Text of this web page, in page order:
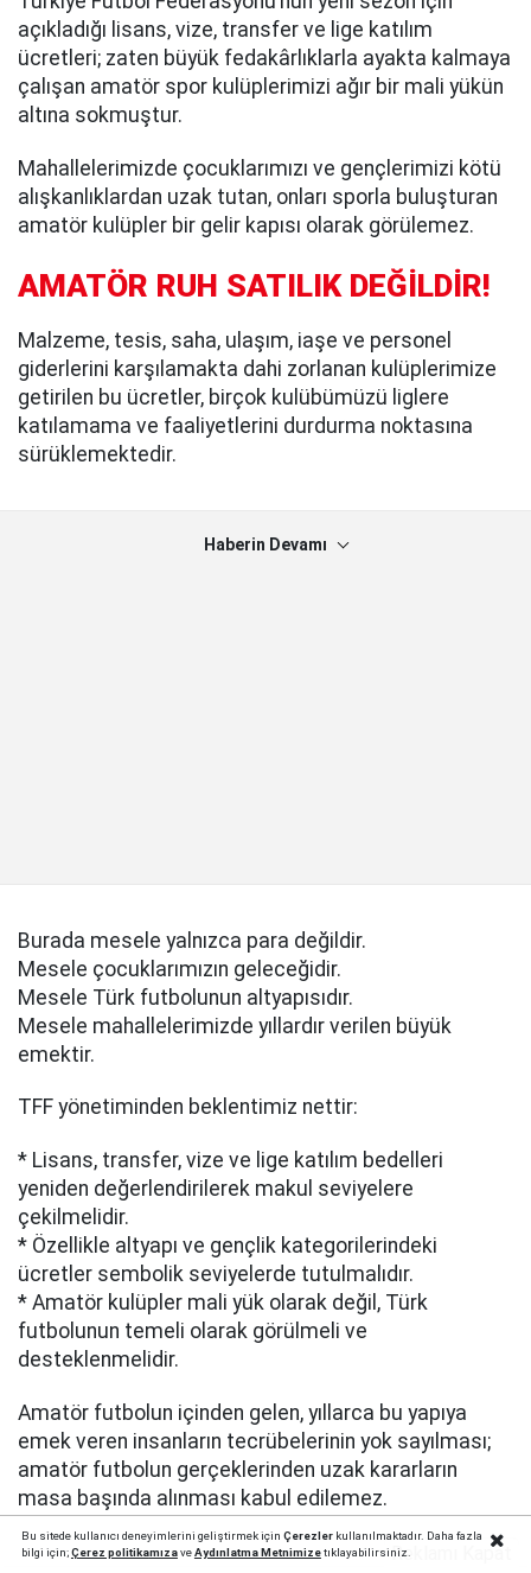
açıkladığı lisans, vize, transfer ve lige katılım
ücretleri; zaten büyük fedakârlıklarla ayakta kalmaya
çalışan amatör spor kulüplerimizi ağır bir mali yükün
altına sokmuştur.
Mahallelerimizde çocuklarımızı ve gençlerimizi kötü
alışkanlıklardan uzak tutan, onları sporla buluşturan
amatör kulüpler bir gelir kapısı olarak görülemez.
AMATÖR RUH SATILIK DEĞİLDİR!
Malzeme, tesis, saha, ulaşım, iaşe ve personel
giderlerini karşılamakta dahi zorlanan kulüplerimize
getirilen bu ücretler, birçok kulübümüzü liglere
katılamama ve faaliyetlerini durdurma noktasına
sürüklemektedir.
Haberin Devamı
Burada mesele yalnızca para değildir.
Mesele çocuklarımızın geleceğidir.
Mesele Türk futbolunun altyapısıdır.
Mesele mahallelerimizde yıllardır verilen büyük
emektir.
TFF yönetiminden beklentimiz nettir:
* Lisans, transfer, vize ve lige katılım bedelleri
yeniden değerlendirilerek makul seviyelere
çekilmelidir.
* Özellikle altyapı ve gençlik kategorilerindeki
ücretler sembolik seviyelerde tutulmalıdır.
* Amatör kulüpler mali yük olarak değil, Türk
futbolunun temeli olarak görülmeli ve
desteklenmelidir.
Amatör futbolun içinden gelen, yıllarca bu yapıya
emek veren insanların tecrübelerinin yok sayılması;
amatör futbolun gerçeklerinden uzak kararların
masa başında alınması kabul edilemez.
Bu sitede kullanıcı deneyimlerini geliştirmek için Çerezlerkullanılmaktadır. Daha fazla
bilgi için;Çerez politikamızaveAydınlatma Metnimizetıklayabilirsiniz.Reklamı Kapat